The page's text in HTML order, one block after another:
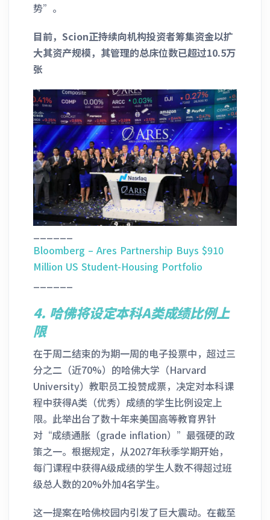
势”。
目前，Scion正持续向机构投资者筹集资金以扩
大其资产规模，其管理的总床位数已超过10.5万
张
Bloomberg – Ares Partnership Buys $910
Million US Student-Housing Portfolio
4. 哈佛将设定本科A类成绩比例上
限
在于周二结束的为期一周的电子投票中，超过三
分之二（近70%）的哈佛大学（Harvard
University）教职员工投赞成票，决定对本科课
程中获得A类（优秀）成绩的学生比例设定上
限。此举出台了数十年来美国高等教育界针
对“成绩通胀（grade inflation）”最强硬的政
策之一。根据规定，从2027年秋季学期开始，
每门课程中获得A级成绩的学生人数不得超过班
级总人数的20%外加4名学生。
这一提案在哈佛校园内引发了巨大震动。在截至